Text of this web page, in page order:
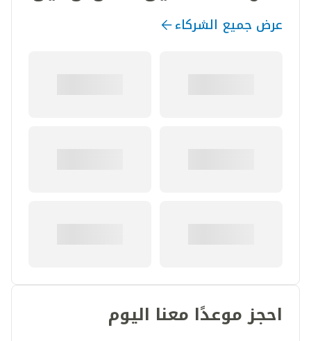
عرض جميع الشركاء
احجز موعدًا معنا اليوم